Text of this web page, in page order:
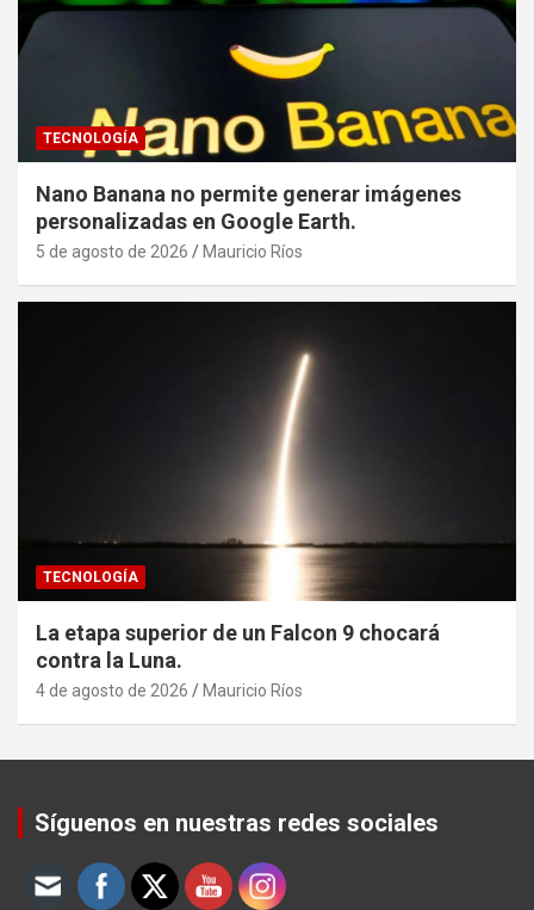
TECNOLOGÍA
Nano Banana no permite generar imágenes
personalizadas en Google Earth.
5 de agosto de 2026 Mauricio Ríos
TECNOLOGÍA
La etapa superior de un Falcon 9 chocará
contra la Luna.
4 de agosto de 2026 Mauricio Ríos
Síguenos en nuestras redes sociales